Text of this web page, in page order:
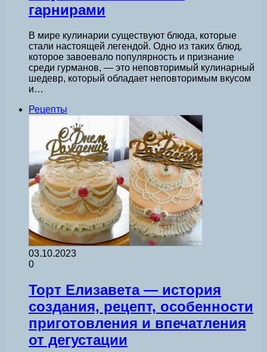
гарнирами
В мире кулинарии существуют блюда, которые
стали настоящей легендой. Одно из таких блюд,
которое завоевало популярность и признание
среди гурманов, — это неповторимый кулинарный
шедевр, который обладает неповторимым вкусом
и…
Рецепты
03.10.2023
0
Торт Елизавета — история
создания, рецепт, особенности
приготовления и впечатления
от дегустации